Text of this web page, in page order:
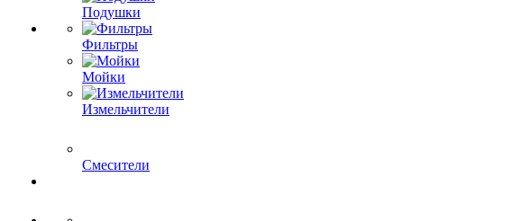
Подушки
Фильтры
Мойки
Измельчители
Смесители